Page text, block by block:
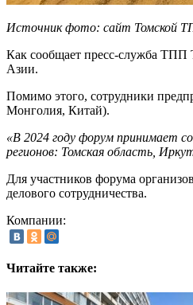
Источник фото: сайт Томской
Как сообщает пресс-служба ТПП
Азии.
Помимо этого, сотрудники
Монголия, Китай).
«В 2024 году форум принимает
регионов: Томская область,
Для участников форума
делового сотрудничества.
Компании:
Читайте также: